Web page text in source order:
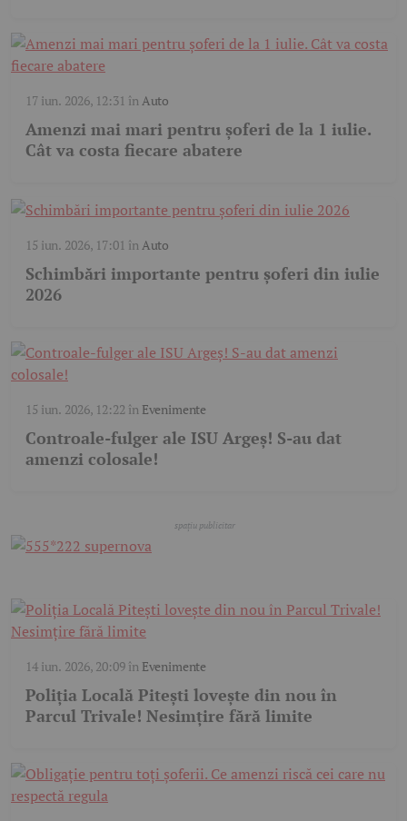
17 iun. 2026, 12:31 înAuto
Amenzi mai mari pentru șoferi de la 1 iulie.
Cât va costa fiecare abatere
15 iun. 2026, 17:01 înAuto
Schimbări importante pentru șoferi din iulie
2026
15 iun. 2026, 12:22 în Evenimente
Controale-fulger ale ISU Argeș! S-au dat
amenzi colosale!
14 iun. 2026, 20:09în Evenimente
Poliția Locală Pitești lovește din nou în
Parcul Trivale! Nesimțire fără limite